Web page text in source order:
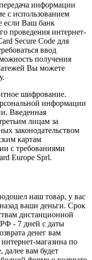
информации
с использованием
если Ваш банк
проведения интернет-
Secure Code для
ввод
получения
Вы можете
шифрование.
информации
Введенная
лицам за
законодательством
картам
с требованиями
Europe Sprl.
наш товар, у вас
ваши деньги. Срок
дистанционной
РФ - 7 дней с даты
денег вам
магазина по
далее вам будет